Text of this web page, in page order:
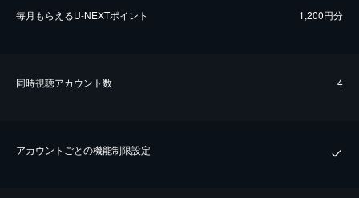
毎⽉もらえるU-NEXTポイント 1,200円分
同時視聴アカウント数 4
アカウントごとの機能制限設定